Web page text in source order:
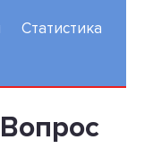
Статистика